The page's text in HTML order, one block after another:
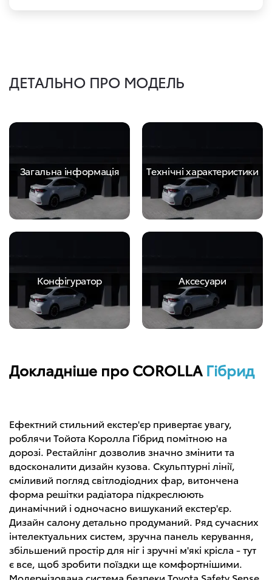
ДЕТАЛЬНО ПРО МОДЕЛЬ
Загальна інформація Технічні характеристики
Конфігуратор Аксесуари
Докладніше про COROLLA Гібрид
Ефектний стильний екстер'єр привертає увагу,
роблячи Тойота Королла Гібрид помітною на
дорозі. Рестайлінг дозволив значно змінити та
вдосконалити дизайн кузова. Скульптурні лінії,
сміливий погляд світлодіодних фар, витончена
форма решітки радіатора підкреслюють
динамічний і одночасно вишуканий екстер'єр.
Дизайн салону детально продуманий. Ряд сучасних
інтелектуальних систем, зручна панель керування,
збільшений простір для ніг і зручні м'які крісла - тут
є все, щоб зробити поїздки ще комфортнішими.